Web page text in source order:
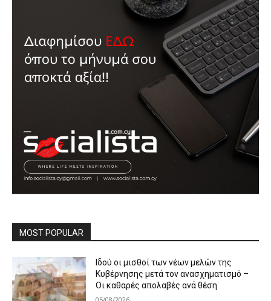
MOST POPULAR
Ιδού οι μισθοί των νέων μελών της
Κυβέρνησης μετά τον ανασχηματισμό –
Οι καθαρές απολαβές ανά θέση